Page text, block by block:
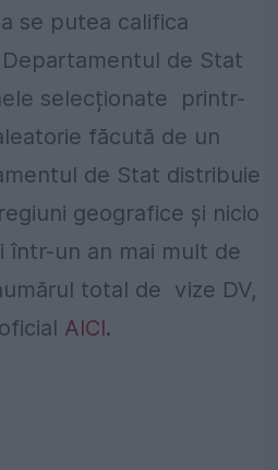
se putea califica
de Stat
selecționate printr-
făcută de un
de Stat distribuie
geografice şi nicio
într-un an mai mult de
total de vize DV,
AICI.